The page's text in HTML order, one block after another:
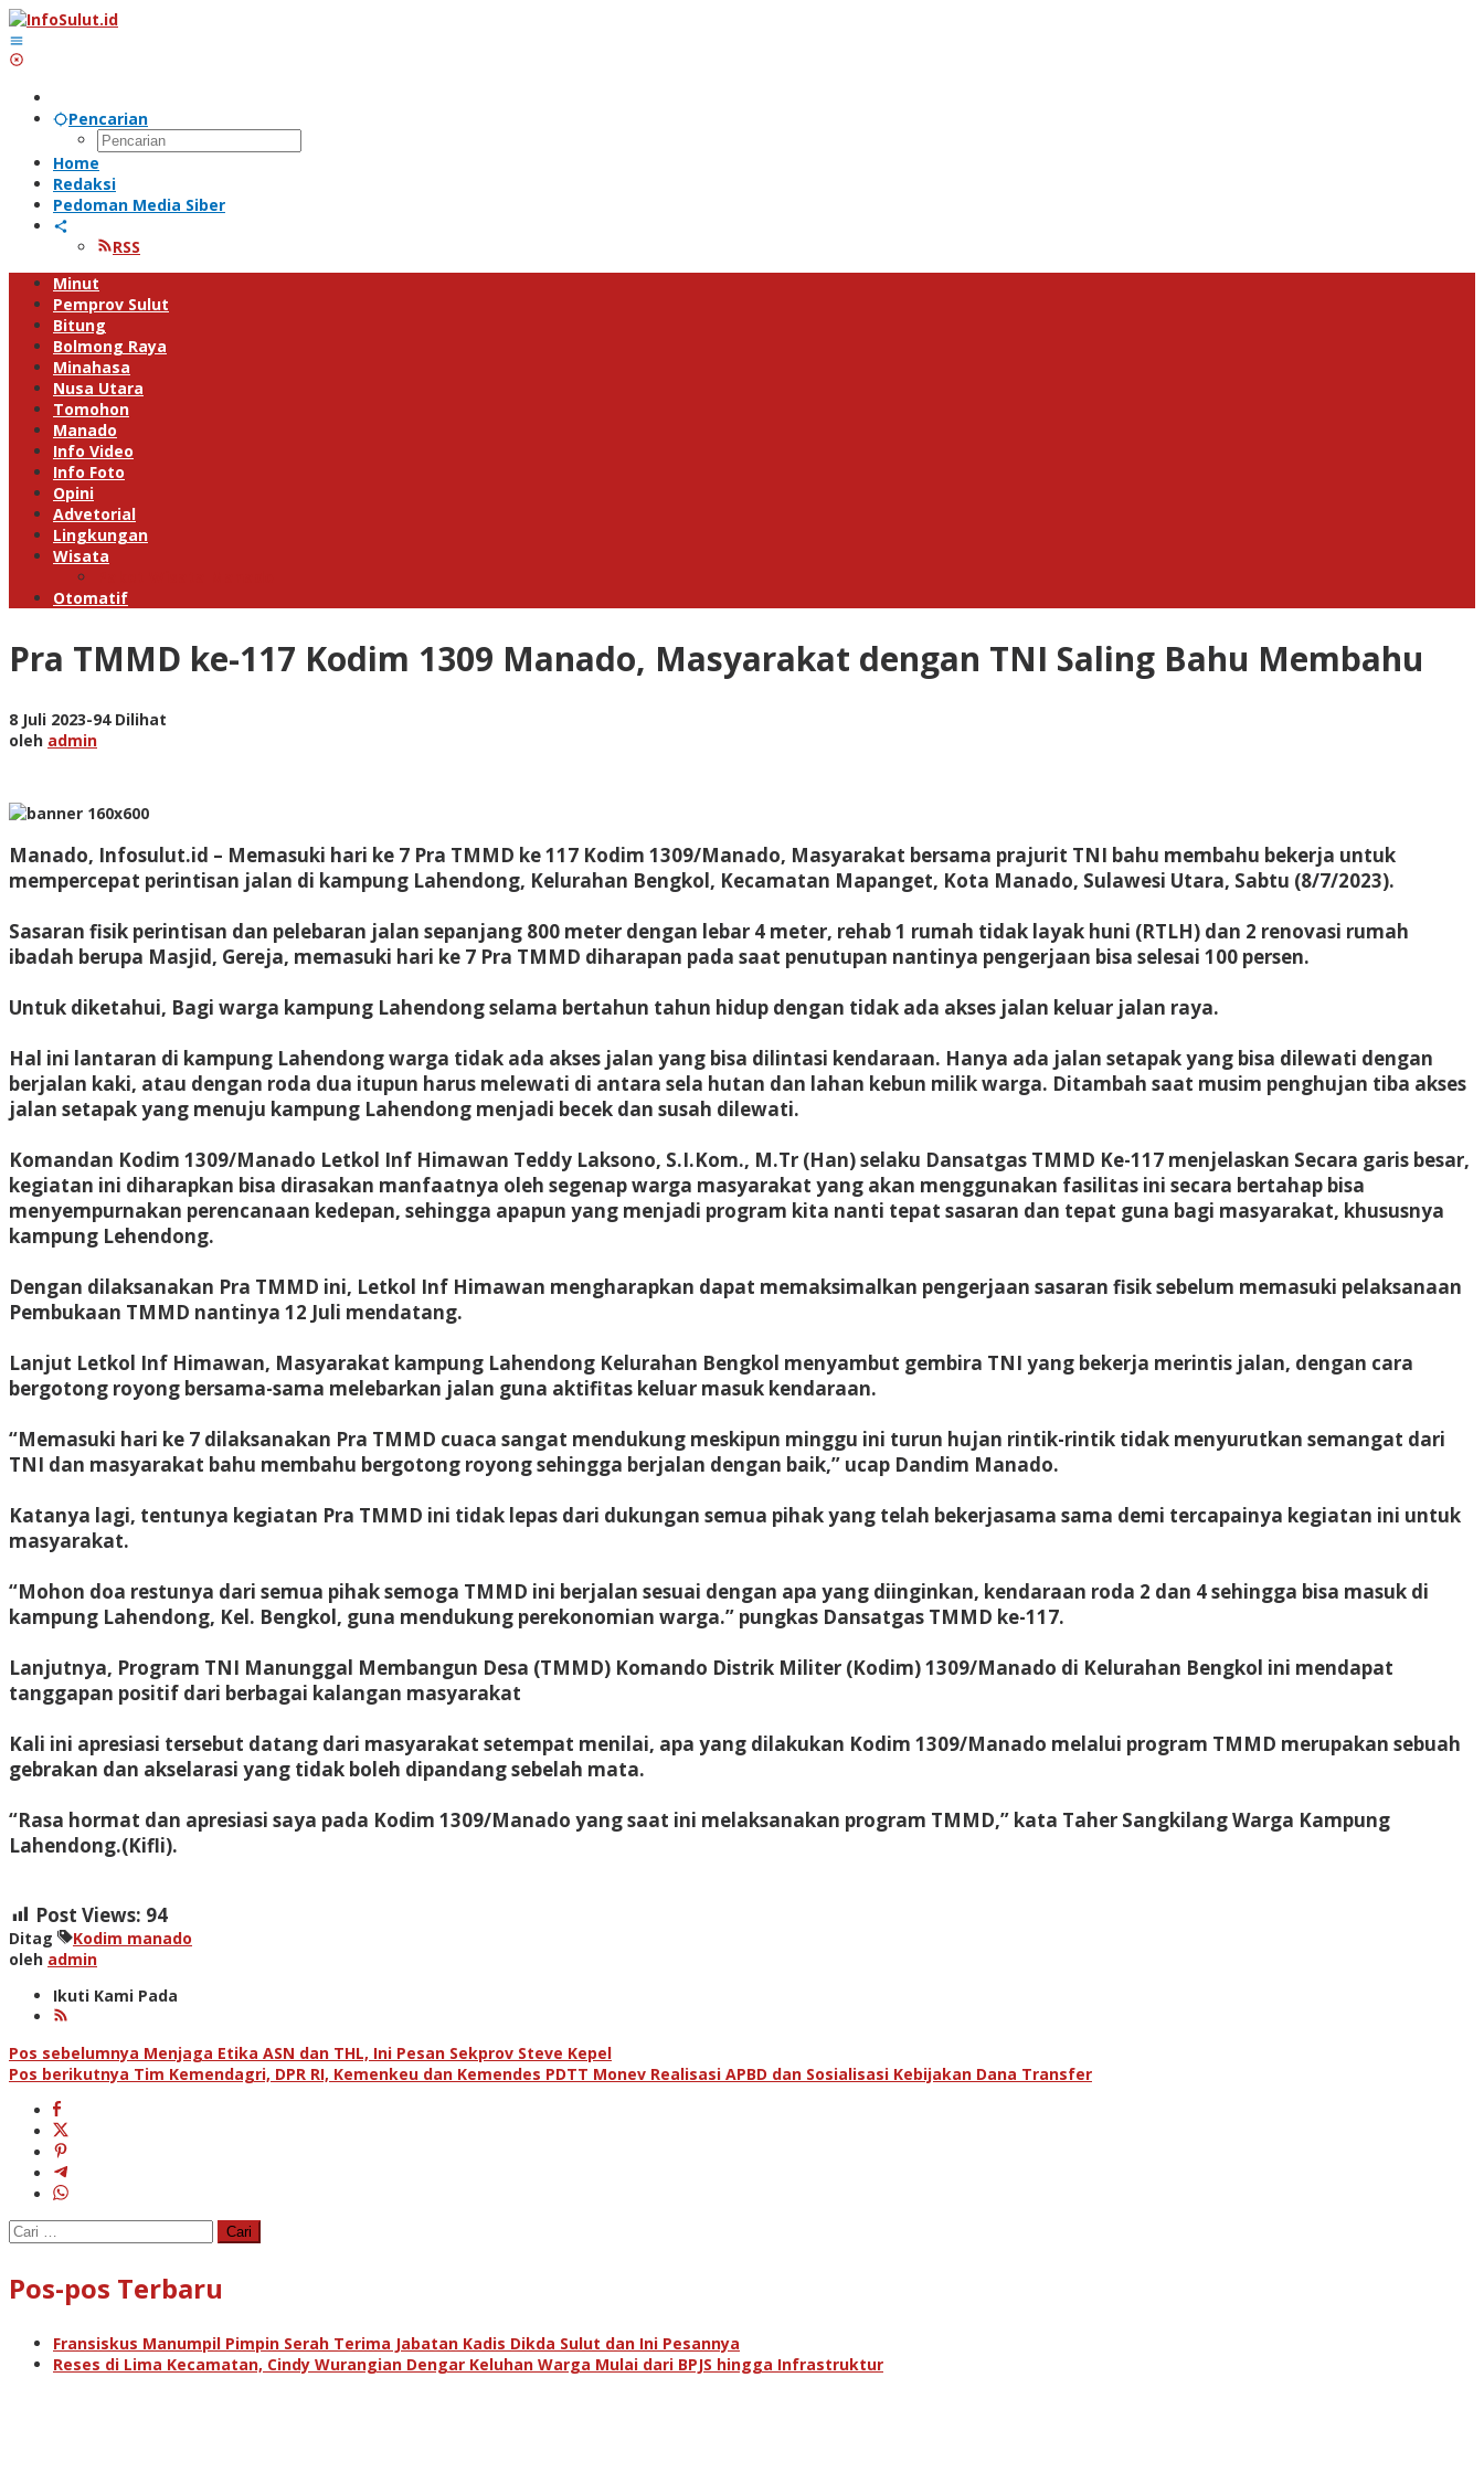
Lewati
ke
konten
Pencarian
Home
Redaksi
Pedoman Media Siber
RSS
Minut
Pemprov Sulut
Bitung
Bolmong Raya
Minahasa
Nusa Utara
Tomohon
Manado
Info Video
Info Foto
Opini
Advetorial
Lingkungan
Wisata
Otomatif
Pra TMMD ke-117 Kodim 1309 Manado, Masyarakat dengan TNI Saling Bahu Membahu
8 Juli 2023oleh
admin
-94 Dilihat
oleh admin
Manado, Infosulut.id – Memasuki hari ke 7 Pra TMMD ke 117 Kodim 1309/Manado, Masyarakat bersama prajurit TNI bahu membahu bekerja untuk
mempercepat perintisan jalan di kampung Lahendong, Kelurahan Bengkol, Kecamatan Mapanget, Kota Manado, Sulawesi Utara, Sabtu (8/7/2023).
Sasaran fisik perintisan dan pelebaran jalan sepanjang 800 meter dengan lebar 4 meter, rehab 1 rumah tidak layak huni (RTLH) dan 2 renovasi rumah
ibadah berupa Masjid, Gereja, memasuki hari ke 7 Pra TMMD diharapan pada saat penutupan nantinya pengerjaan bisa selesai 100 persen.
Untuk diketahui, Bagi warga kampung Lahendong selama bertahun tahun hidup dengan tidak ada akses jalan keluar jalan raya.
Hal ini lantaran di kampung Lahendong warga tidak ada akses jalan yang bisa dilintasi kendaraan. Hanya ada jalan setapak yang bisa dilewati dengan
berjalan kaki, atau dengan roda dua itupun harus melewati di antara sela hutan dan lahan kebun milik warga. Ditambah saat musim penghujan tiba akses
jalan setapak yang menuju kampung Lahendong menjadi becek dan susah dilewati.
Komandan Kodim 1309/Manado Letkol Inf Himawan Teddy Laksono, S.I.Kom., M.Tr (Han) selaku Dansatgas TMMD Ke-117 menjelaskan Secara garis besar,
kegiatan ini diharapkan bisa dirasakan manfaatnya oleh segenap warga masyarakat yang akan menggunakan fasilitas ini secara bertahap bisa
menyempurnakan perencanaan kedepan, sehingga apapun yang menjadi program kita nanti tepat sasaran dan tepat guna bagi masyarakat, khususnya
kampung Lehendong.
Dengan dilaksanakan Pra TMMD ini, Letkol Inf Himawan mengharapkan dapat memaksimalkan pengerjaan sasaran fisik sebelum memasuki pelaksanaan
Pembukaan TMMD nantinya 12 Juli mendatang.
Lanjut Letkol Inf Himawan, Masyarakat kampung Lahendong Kelurahan Bengkol menyambut gembira TNI yang bekerja merintis jalan, dengan cara
bergotong royong bersama-sama melebarkan jalan guna aktifitas keluar masuk kendaraan.
“Memasuki hari ke 7 dilaksanakan Pra TMMD cuaca sangat mendukung meskipun minggu ini turun hujan rintik-rintik tidak menyurutkan semangat dari
TNI dan masyarakat bahu membahu bergotong royong sehingga berjalan dengan baik,” ucap Dandim Manado.
Katanya lagi, tentunya kegiatan Pra TMMD ini tidak lepas dari dukungan semua pihak yang telah bekerjasama sama demi tercapainya kegiatan ini untuk
masyarakat.
“Mohon doa restunya dari semua pihak semoga TMMD ini berjalan sesuai dengan apa yang diinginkan, kendaraan roda 2 dan 4 sehingga bisa masuk di
kampung Lahendong, Kel. Bengkol, guna mendukung perekonomian warga.” pungkas Dansatgas TMMD ke-117.
Lanjutnya, Program TNI Manunggal Membangun Desa (TMMD) Komando Distrik Militer (Kodim) 1309/Manado di Kelurahan Bengkol ini mendapat
tanggapan positif dari berbagai kalangan masyarakat
Kali ini apresiasi tersebut datang dari masyarakat setempat menilai, apa yang dilakukan Kodim 1309/Manado melalui program TMMD merupakan sebuah
gebrakan dan akselarasi yang tidak boleh dipandang sebelah mata.
“Rasa hormat dan apresiasi saya pada Kodim 1309/Manado yang saat ini melaksanakan program TMMD,” kata Taher Sangkilang Warga Kampung
Lahendong.(Kifli).
Post Views: 94
Ditag
Kodim manado
oleh admin
Ikuti Kami Pada
Navigasi
pos
Pos sebelumnya Menjaga Etika ASN dan THL, Ini Pesan Sekprov Steve Kepel
Pos berikutnya Tim Kemendagri, DPR RI, Kemenkeu dan Kemendes PDTT Monev Realisasi APBD dan Sosialisasi Kebijakan Dana Transfer
Cari
Pos-pos Terbaru
Fransiskus Manumpil Pimpin Serah Terima Jabatan Kadis Dikda Sulut dan Ini Pesannya
Reses di Lima Kecamatan, Cindy Wurangian Dengar Keluhan Warga Mulai dari BPJS hingga Infrastruktur